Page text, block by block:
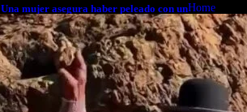
Una mujer asegura haber peleado con un
extraterrestre cuerpo a cuerpo
Home
Business
Lifestyle
Magazine
Photography
Travel